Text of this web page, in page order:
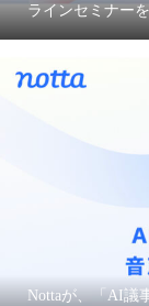
ラインセミナー
Nottaが、「AI議